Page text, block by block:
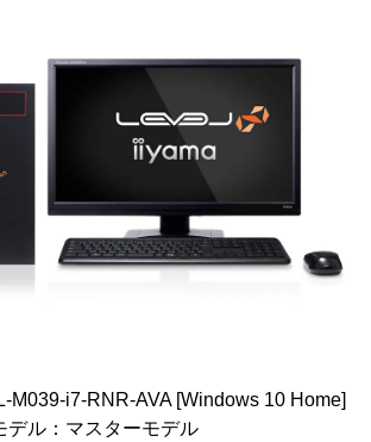
M039-i7-RNR-AVA [Windows 10 Home]
ル：マスターモデル